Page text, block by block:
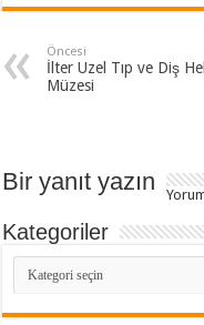
Öncesi
İlter Uzel Tıp ve Diş
Müzesi
Bir yanıt yazın
Kategoriler
Kategoriler